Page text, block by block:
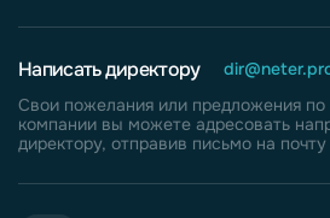
Написать директору
Свои пожелания или предложения
компании вы можете адресовать
директору, отправив письмо на почту